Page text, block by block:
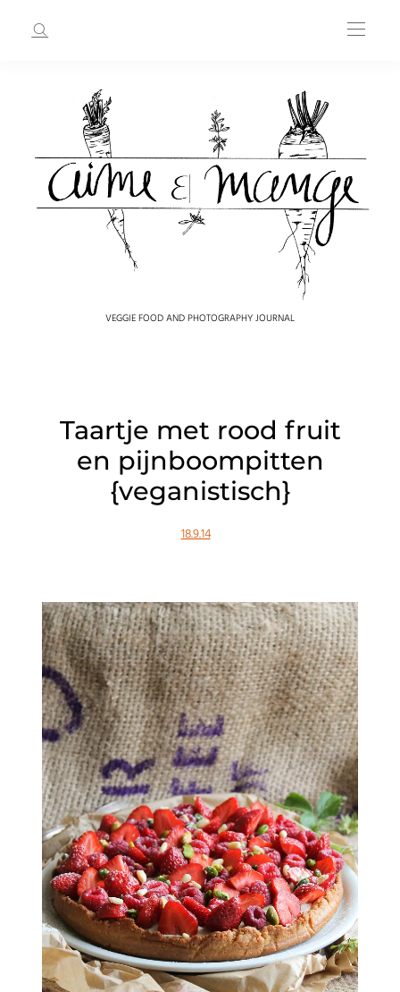
VEGGIE FOOD AND PHOTOGRAPHY JOURNAL
Taartje met rood fruit
en pijnboompitten
{veganistisch}
18.9.14